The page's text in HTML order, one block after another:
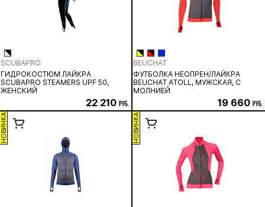
SCUBAPRO
ГИДРОКОСТЮМ ЛАЙКРА
SCUBAPRO STEAMERS UPF 50,
ЖЕНСКИЙ
22 210 руб.
BEUCHAT
ФУТБОЛКА НЕОПРЕН/ЛАЙКРА
BEUCHAT ATOLL, МУЖСКАЯ, С
МОЛНИЕЙ
19 660 руб.
НОВИНКА НОВИНКА